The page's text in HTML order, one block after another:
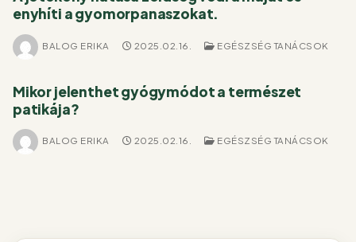
enyhíti a gyomorpanaszokat.
BALOG ERIKA 2025.02.16. EGÉSZSÉG TANÁCSOK
Mikor jelenthet gyógymódot a természet
patikája?
BALOG ERIKA 2025.02.16. EGÉSZSÉG TANÁCSOK